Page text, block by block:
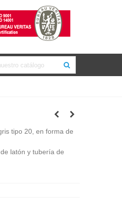
tipo 20, en forma de
latón y tubería de